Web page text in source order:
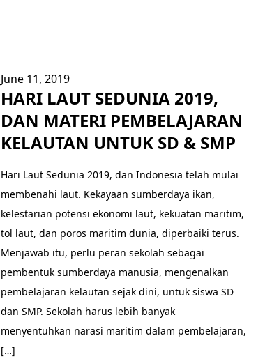
June 11, 2019
HARI LAUT SEDUNIA 2019,
DAN MATERI PEMBELAJARAN
KELAUTAN UNTUK SD & SMP
Hari Laut Sedunia 2019, dan Indonesia telah mulai
membenahi laut. Kekayaan sumberdaya ikan,
kelestarian potensi ekonomi laut, kekuatan maritim,
tol laut, dan poros maritim dunia, diperbaiki terus.
Menjawab itu, perlu peran sekolah sebagai
pembentuk sumberdaya manusia, mengenalkan
pembelajaran kelautan sejak dini, untuk siswa SD
dan SMP. Sekolah harus lebih banyak
menyentuhkan narasi maritim dalam pembelajaran,
[…]